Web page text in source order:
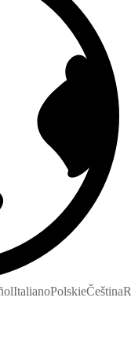
ItalianoPolskieČeština